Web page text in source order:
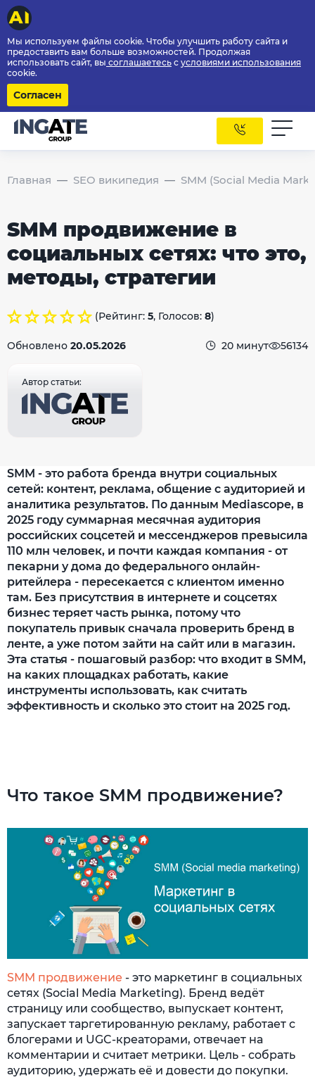
Мы используем файлы cookie. Чтобы улучшить работу сайта и
предоставить вам больше возможностей. Продолжая
использовать сайт, вы соглашаетесь с условиями использования
cookie.
Согласен
Главная SEO википедия SMM (Social Media
SMM продвижение в
социальных сетях: что это,
методы, стратегии
(Рейтинг: 5, Голосов: 8)
Обновлено 20.05.2026 20 минут 56134
Автор статьи:
SMM - это работа бренда внутри социальных
сетей: контент, реклама, общение с аудиторией и
аналитика результатов. По данным Mediascope, в
2025 году суммарная месячная аудитория
российских соцсетей и мессенджеров превысила
110 млн человек, и почти каждая компания - от
пекарни у дома до федерального онлайн-
ритейлера - пересекается с клиентом именно
там. Без присутствия в интернете и соцсетях
бизнес теряет часть рынка, потому что
покупатель привык сначала проверить бренд в
ленте, а уже потом зайти на сайт или в магазин.
Эта статья - пошаговый разбор: что входит в SMM,
на каких площадках работать, какие
инструменты использовать, как считать
эффективность и сколько это стоит на 2025 год.
Что такое SMM продвижение?
SMM продвижение - это маркетинг в социальных
сетях (Social Media Marketing). Бренд ведёт
страницу или сообщество, выпускает контент,
запускает таргетированную рекламу, работает с
блогерами и UGC-креаторами, отвечает на
комментарии и считает метрики. Цель - собрать
аудиторию, удержать её и довести до покупки.